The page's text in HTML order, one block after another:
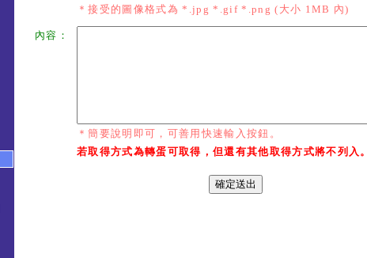
＊接受的圖像格式為 *.jpg *.gif *.png (大小 1MB 內)
內容：
＊簡要說明即可，可善用快速輸入按鈕。
若取得方式為轉蛋可取得，但還有其他取得方式將不列入。